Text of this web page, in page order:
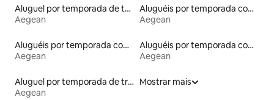
Aluguel por temporada de tendas
Aegean
Aluguéis por temporada com banheira de hidromassagem
Aegean
Aluguéis por temporada com caiaque
Aegean
Aluguéis por temporada com banheiro para PCD
Aegean
Aluguel por temporada de trailers
Aegean
Mostrar mais